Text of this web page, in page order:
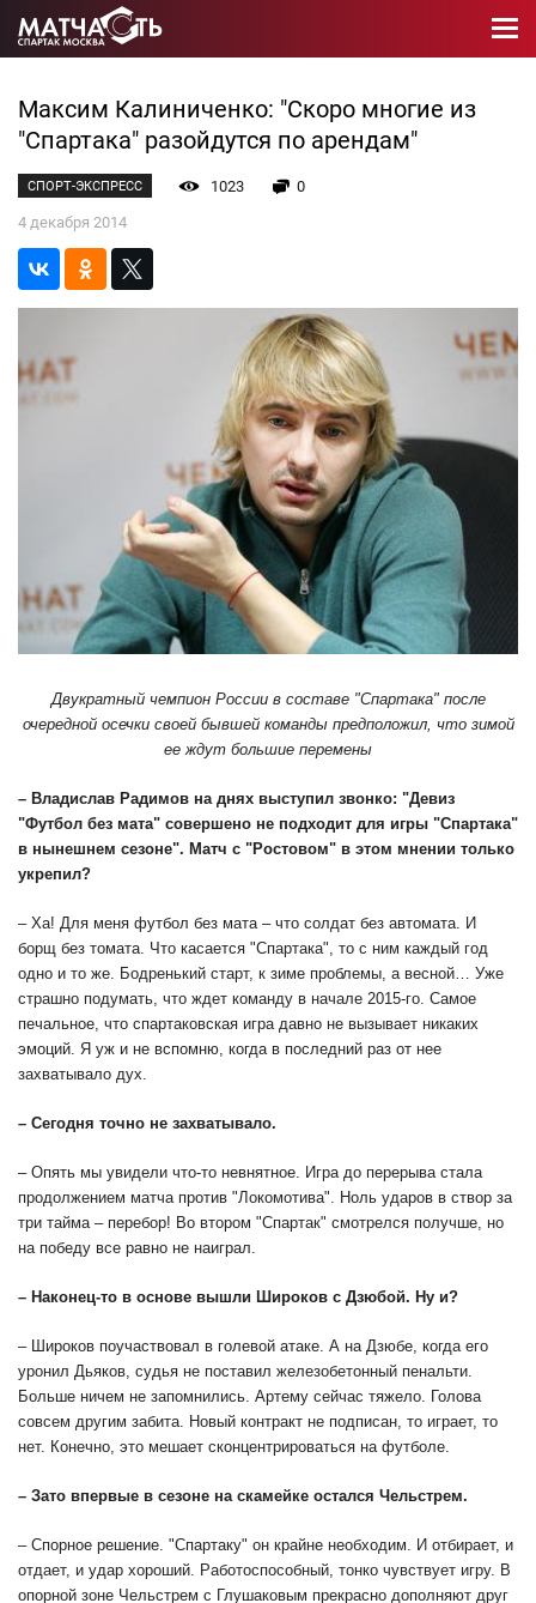
Максим Калиниченко: "Скоро многие из
"Спартака" разойдутся по арендам"
СПОРТ-ЭКСПРЕСС 1023
0
4 декабря 2014
Двукратный чемпион России в составе "Спартака" после
очередной осечки своей бывшей команды предположил, что зимой
ее ждут большие перемены
– Владислав Радимов на днях выступил звонко: "Девиз
"Футбол без мата" совершено не подходит для игры "Спартака"
в нынешнем сезоне". Матч с "Ростовом" в этом мнении только
укрепил?
– Ха! Для меня футбол без мата – что солдат без автомата. И
борщ без томата. Что касается "Спартака", то с ним каждый год
одно и то же. Бодренький старт, к зиме проблемы, а весной… Уже
страшно подумать, что ждет команду в начале 2015-го. Самое
печальное, что спартаковская игра давно не вызывает никаких
эмоций. Я уж и не вспомню, когда в последний раз от нее
захватывало дух.
– Сегодня точно не захватывало.
– Опять мы увидели что-то невнятное. Игра до перерыва стала
продолжением матча против "Локомотива". Ноль ударов в створ за
три тайма – перебор! Во втором "Спартак" смотрелся получше, но
на победу все равно не наиграл.
– Наконец-то в основе вышли Широков с Дзюбой. Ну и?
– Широков поучаствовал в голевой атаке. А на Дзюбе, когда его
уронил Дьяков, судья не поставил железобетонный пенальти.
Больше ничем не запомнились. Артему сейчас тяжело. Голова
совсем другим забита. Новый контракт не подписан, то играет, то
нет. Конечно, это мешает сконцентрироваться на футболе.
– Зато впервые в сезоне на скамейке остался Чельстрем.
– Спорное решение. "Спартаку" он крайне необходим. И отбирает, и
отдает, и удар хороший. Работоспособный, тонко чувствует игру. В
опорной зоне Чельстрем с Глушаковым прекрасно дополняют друг